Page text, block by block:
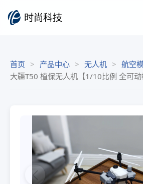
时尚科技
首页 产品中心 无人机
航空
大疆T50 植保无人机【1/10比例 全可